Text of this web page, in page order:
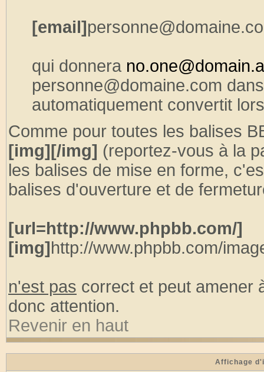
[email]
qui donnera
personne@domaine.com
automatiquement convertit
Comme pour toutes les balises
[img][/img] (reportez-vous à la
les balises de mise en forme,
balises d'ouverture et de
[url=http://www.phpbb.com/]
[img]http://www.phpbb.com/
n'est pas correct et peut amener
donc attention.
Revenir en haut
Affichage